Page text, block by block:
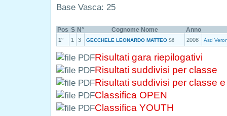
Base Vasca: 25
Pos S N° Cognome Nome Anno
1° 1 3 GECCHELE LEONARDO MATTEO S6 2008 Asd
Risultati gara riepilogativi
Risultati suddivisi per classe
Risultati suddivisi per classe
Classifica OPEN
Classifica YOUTH